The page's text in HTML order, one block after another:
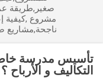
صغير,طريقة
مشروع ,كيفية
ناجحة,مشاريع
تأسيس مدرسة
التكاليف و الأرباح ؟